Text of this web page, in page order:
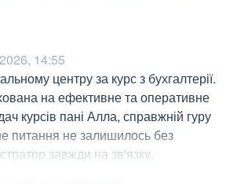
14:55
центру за курс з бухгалтерії.
на ефективне та оперативне
курсів пані Алла, справжній гуру
питання не залишилось без
завжди на зв'язку.